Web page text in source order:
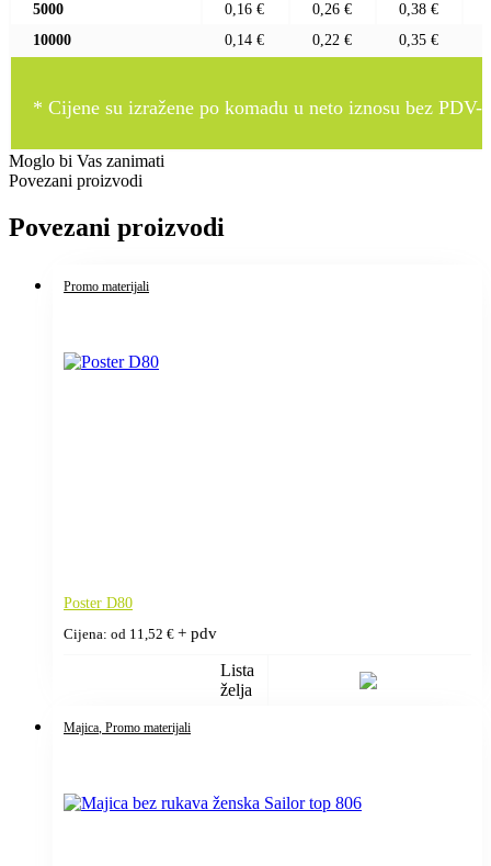
5000
0,16 € 0,26 € 0,38 €
10000
0,14 € 0,22 € 0,35 €
* Cijene su izražene po komadu u neto iznosu bez PDV-
Moglo bi Vas zanimati
Povezani proizvodi
Povezani proizvodi
Promo materijali
Poster D80
Cijena: od 11,52 € + pdv
Lista
želja
Majica, Promo materijali